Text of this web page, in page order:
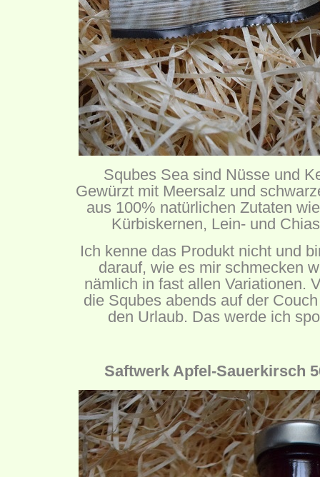
Squbes Sea sind Nüsse und
Gewürzt mit Meersalz und
aus 100% natürlichen Zutaten
Kürbiskernen, Lein- und
Ich kenne das Produkt nicht und
darauf, wie es mir schmecken
nämlich in fast allen Variationen.
die Squbes abends auf der
den Urlaub. Das werde ich
Saftwerk Apfel-Sauerkirsch